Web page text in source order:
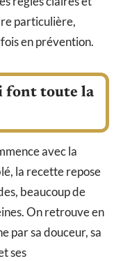
particulière,
en prévention.
font toute la
avec la
la recette repose
beaucoup de
On retrouve en
par sa douceur, sa
ses